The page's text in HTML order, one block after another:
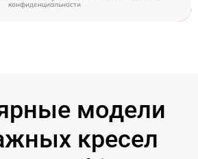
конфиденциальности
модели
кресел